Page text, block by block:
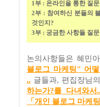
1부 : 온라인을 통한 질
2부 : 참여하신 분들의
것인지?
3부 : 궁금한 사항들 질문
논의사항들은 혜민
블로그 마케팅" 어
.. 글들과, 편집장님의
하는가?를 다녀와서
「개인 블로그 마케